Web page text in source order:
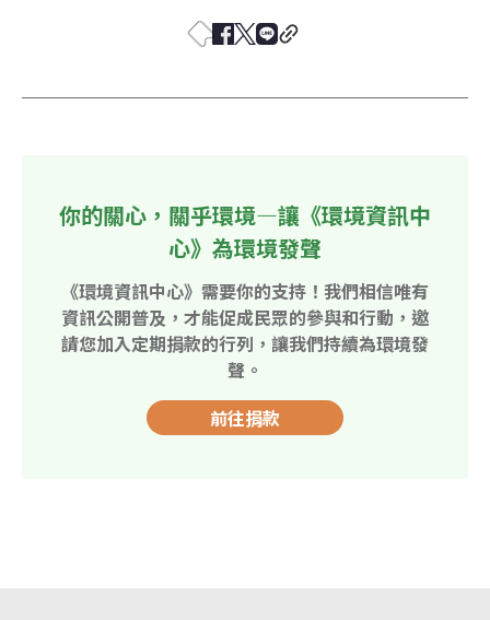
你的關心，關乎環境—讓《環境資訊中
心》為環境發聲
《環境資訊中心》需要你的支持！我們相信唯有
資訊公開普及，才能促成民眾的參與和行動，邀
請您加入定期捐款的行列，讓我們持續為環境發
聲。
前往捐款